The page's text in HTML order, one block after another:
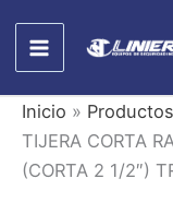
contenido
Inicio
Productos
TIJERA CORTA
(CORTA 2 1/2″)